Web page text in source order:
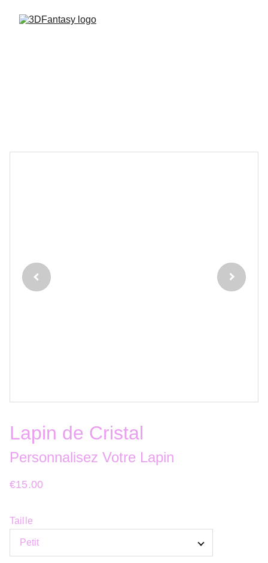
Lapin de Cristal
Personnalisez Votre Lapin
€15.00
Taille